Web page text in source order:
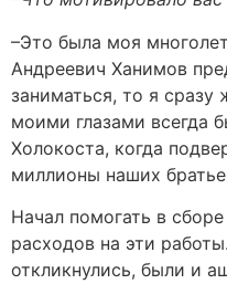
–Это была моя
Андреевич Ханимов
заниматься, то я сразу
моими глазами всегда
Холокоста, когда
миллионы наших
Начал помогать в
расходов на эти
откликнулись, были и